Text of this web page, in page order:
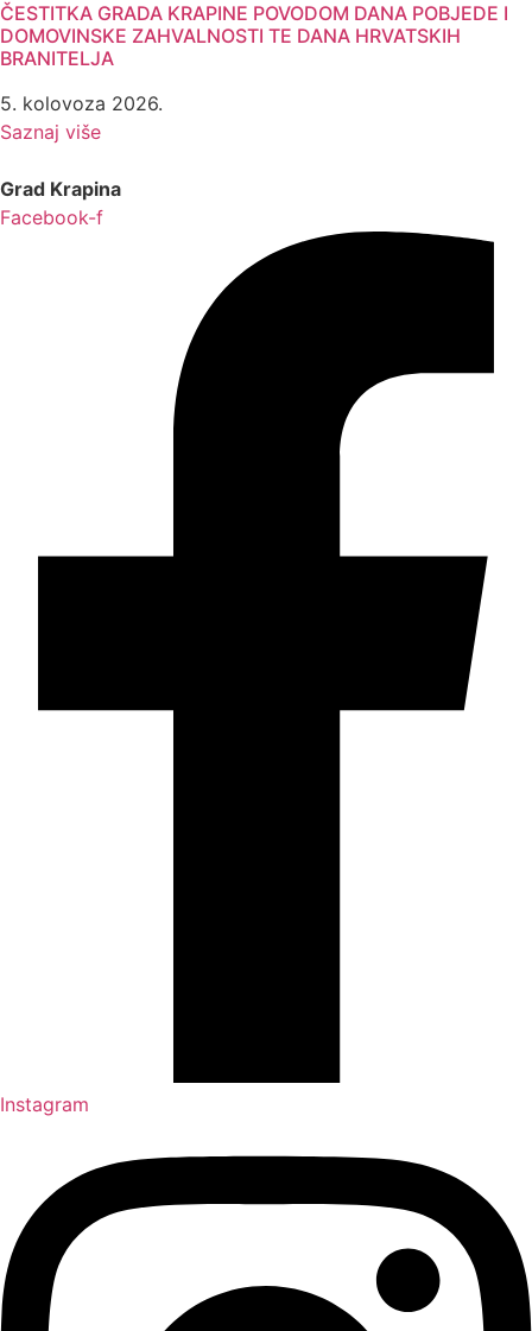
ČESTITKA GRADA KRAPINE POVODOM DANA POBJEDE I
DOMOVINSKE ZAHVALNOSTI TE DANA HRVATSKIH
BRANITELJA
5. kolovoza 2026.
Saznaj više
Grad Krapina
Facebook-f
Instagram